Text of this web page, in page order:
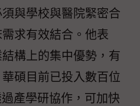
與學校與醫院緊密合
求有效結合。他表
構上的集中優勢，有
碩目前已投入數百位
產學研協作，可加快